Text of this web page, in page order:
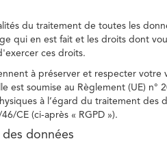
du traitement de toutes les
qui en est fait et les droits dont
ces droits.
à préserver et respecter
est soumise au Règlement (UE)
à l’égard du traitement des
CE (ci-après « RGPD »).
données